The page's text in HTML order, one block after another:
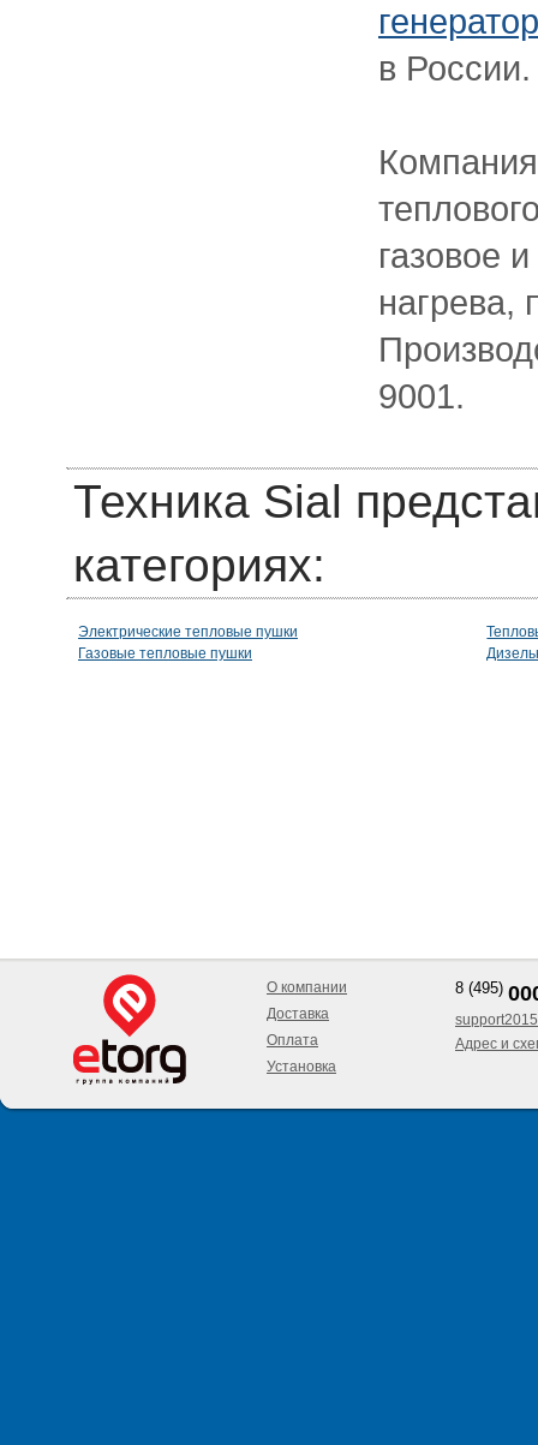
в России.
газовое
нагрева,
9001.
Техника Sial
категориях:
Электрические тепловые пушки
Газовые тепловые пушки
О компании
Доставка
Оплата
Установка
8 (495)
Адрес и